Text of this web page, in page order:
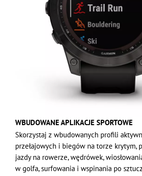
WBUDOWANE APLIKACJE SPORTOWE
Skorzystaj z wbudowanych profili
przełajowych i biegów na torze krytym,
jazdy na rowerze, wędrówek,
w golfa, surfowania i wspinania po